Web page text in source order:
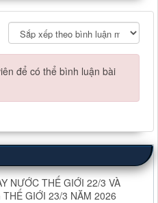
để có thể bình luận bài
NƯỚC THẾ GIỚI 22/3 VÀ
THẾ GIỚI 23/3 NĂM 2026